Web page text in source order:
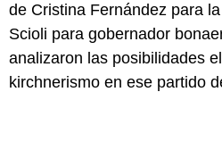
de Cristina Fernández para
Scioli para gobernador
analizaron las posibilidades
kirchnerismo en ese partido